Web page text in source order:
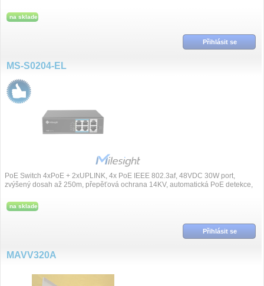
na sklade
Přihlásit se
MS-S0204-EL
PoE Switch 4xPoE + 2xUPLINK, 4x PoE IEEE 802.3af, 48VDC 30W port,
zvýšený dosah až 250m, přepěťová ochrana 14KV, automatická PoE detekce,
na sklade
Přihlásit se
MAVV320A